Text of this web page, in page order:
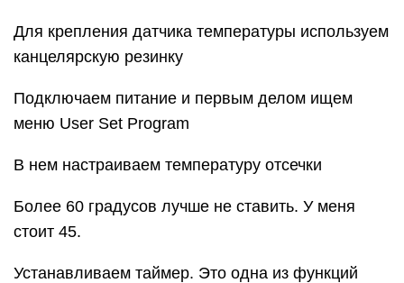
Для крепления датчика температуры используем
канцелярскую резинку
Подключаем питание и первым делом ищем
меню User Set Program
В нем настраиваем температуру отсечки
Более 60 градусов лучше не ставить. У меня
стоит 45.
Устанавливаем таймер. Это одна из функций